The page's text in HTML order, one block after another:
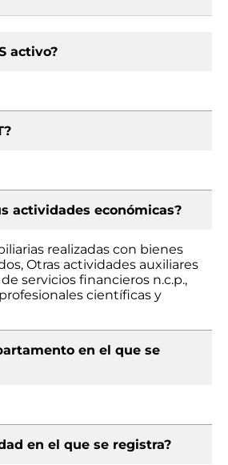
activo?
actividades económicas?
realizadas con bienes
Otras actividades auxiliares
servicios financieros n.c.p.,
científicas y
en el que se
en el que se registra?